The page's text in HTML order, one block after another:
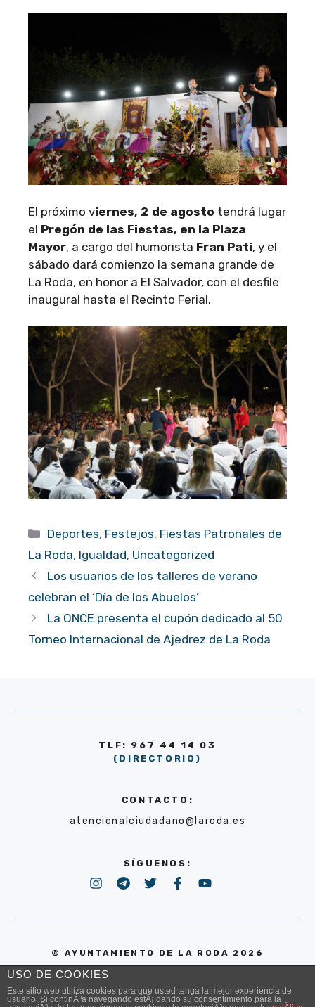
El próximo viernes, 2 de agosto tendrá lugar
el Pregón de las Fiestas, en la Plaza
Mayor, a cargo del humorista Fran Pati, y el
sábado dará comienzo la semana grande de
La Roda, en honor a El Salvador, con el desfile
inaugural hasta el Recinto Ferial.
Categorías
Deportes, Festejos, Fiestas Patronales de
La Roda, Igualdad, Uncategorized
Los usuarios de los talleres de verano
celebran el ‘Día de los Abuelos’
La ONCE presenta el cupón dedicado al 50
Torneo Internacional de Ajedrez de La Roda
TLF: 967 44 14 03
(DIRECTORIO)
CONTACTO:
atencionalciudadano@laroda.es
SÍGUENOS:
© AYUNTAMIENTO DE LA RODA 2026
POLÍTICA DE PRIVACIDAD
USO DE COOKIES
Este sitio web utiliza cookies para que usted tenga la mejor experiencia de
usuario. Si continÃºa navegando estÃ¡ dando su consentimiento para la